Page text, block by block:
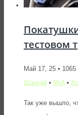
тестовом
Май 17, 25 • 1065
Шанхай • MrA •
Так уже вышло,